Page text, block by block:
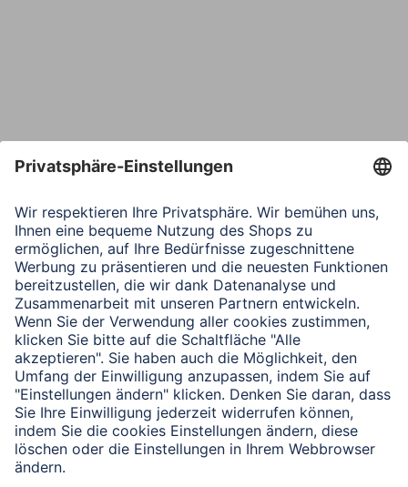
Verbleibende Zeichen: 1000/ 1000
Senden
Mit Absenden des Formulars bestätigen Sie, dass Sie unsere
Datenschutzbestimmungen zur Formulardatenverarbeitung zur